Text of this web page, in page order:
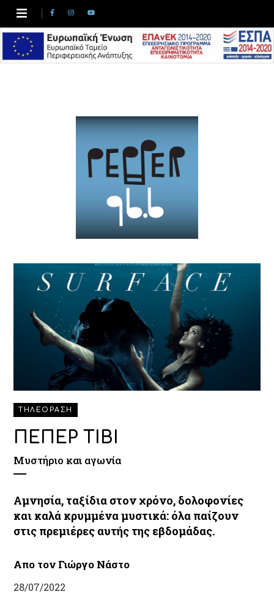
ΤΗΛΕΟΡΑΣΗ
ΠΕΠΕΡ ΤΙΒΙ
Μυστήριο και αγωνία
Αμνησία, ταξίδια στον χρόνο, δολοφονίες
και καλά κρυμμένα μυστικά: όλα παίζουν
στις πρεμιέρες αυτής της εβδομάδας.
Απο τον Γιώργο Νάστο
28/07/2022